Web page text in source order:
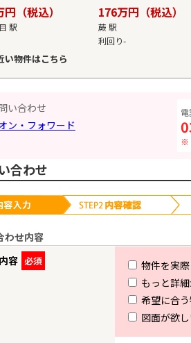
（税込）
駅
176万円（税込）
蕨 駅
利回り-
い物件はこちら
い合わせ
ン・フォワード
※
合わせ
わせ内容
容 必須
物件を実
もっと詳
希望に合
図面が欲